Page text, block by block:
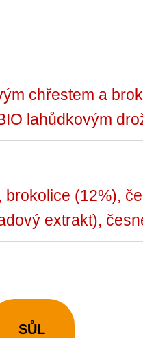
chřestem a
lahůdkovým
(12%),
extrakt),
SŮL